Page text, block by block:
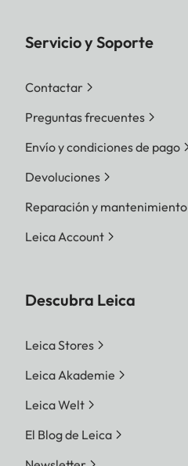
Servicio y Soporte
Contactar
Preguntas frecuentes
Envío y condiciones de pago
Devoluciones
Reparación y mantenimiento
Leica Account
Descubra Leica
Leica Stores
Leica Akademie
Leica Welt
El Blog de Leica